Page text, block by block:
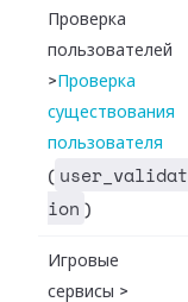
Проверка
пользователей
> Проверка
существования
пользователя
( user_validat
ion )
Игровые
сервисы >